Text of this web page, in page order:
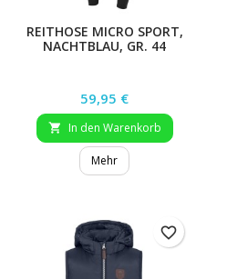
REITHOSE MICRO SPORT,
NACHTBLAU, GR. 44
Preis
59,95 €
 In den Warenkorb
Mehr
favorite_border